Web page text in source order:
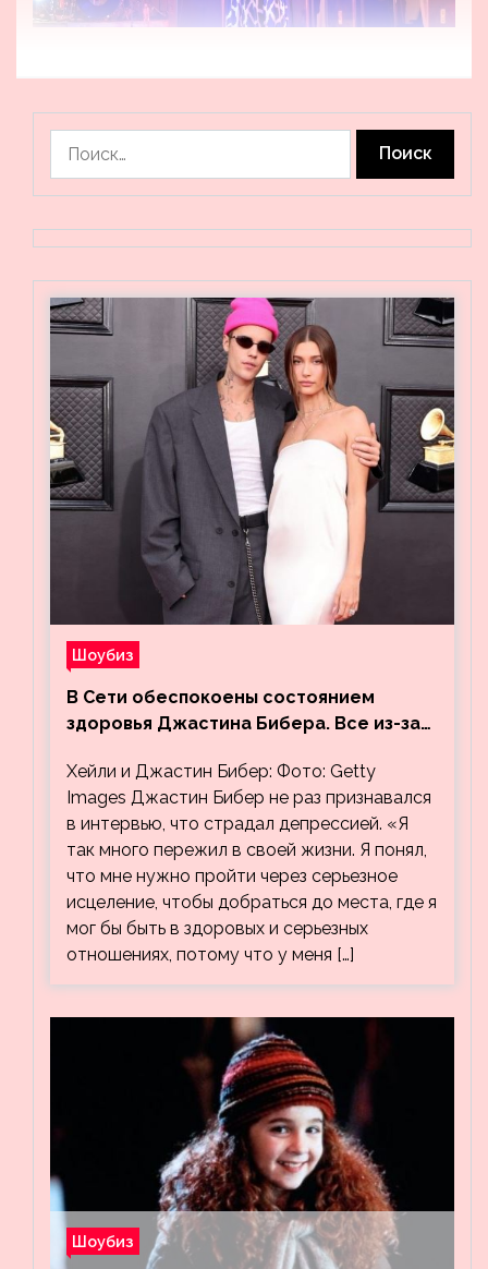
Шоубиз
В Сети обеспокоены состоянием
здоровья Джастина Бибера. Все из-за
Хейли
Хейли и Джастин Бибер: Фото: Getty
Images Джастин Бибер не раз признавался
в интервью, что страдал депрессией. «Я
так много пережил в своей жизни. Я понял,
что мне нужно пройти через серьезное
исцеление, чтобы добраться до места, где я
мог бы быть в здоровых и серьезных
отношениях, потому что у меня […]
Шоубиз